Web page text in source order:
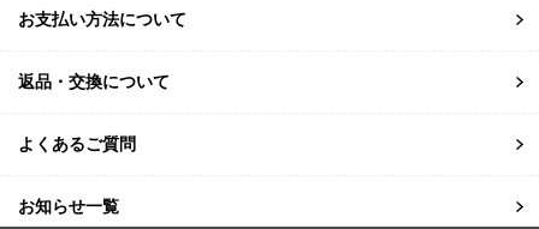
お支払い方法について
返品・交換について
よくあるご質問
お知らせ一覧